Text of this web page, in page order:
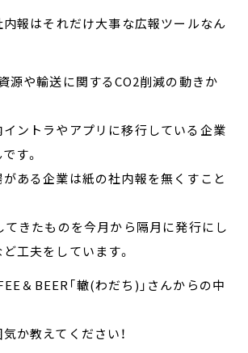
内報はそれだけ大事な広報ツールなん
源や輸送に関するCO2削減の動きか
ントラやアプリに移行している企業
す。
ある企業は紙の社内報を無くすこと
てきたものを今月から隔月に発行にし
工夫をしています。
＆BEER「轍(わだち)」さんからの中
か教えてください！